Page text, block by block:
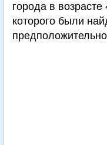
города в
которого были